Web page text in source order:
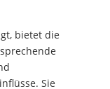
bietet die
Sie